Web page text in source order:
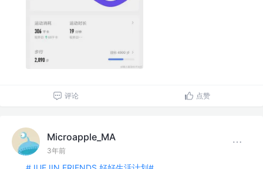
评论 点赞
Microapple_MA
3年前